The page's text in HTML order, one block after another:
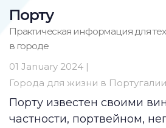
Порту
Практическая информация для
в городе
01 January 2024 |
Города для жизни в Португалии
Порту известен своими
частности, портвейном,